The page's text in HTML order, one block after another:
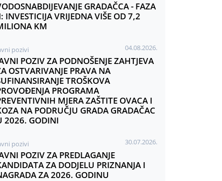
GRADAČCA - FAZA
INVESTICIJA VRIJEDNA VIŠE OD 7,2
KM
pozivi 04.08.2026.
POZIV ZA PODNOŠENJE ZAHTJEVA
OSTVARIVANJE PRAVA NA
TROŠKOVA
PROGRAMA
MJERA ZAŠTITE OVACA I
NA PODRUČJU GRADA GRADAČAC
2026. GODINI
pozivi 30.07.2026.
POZIV ZA PREDLAGANJE
ZA DODJELU PRIZNANJA I
ZA 2026. GODINU